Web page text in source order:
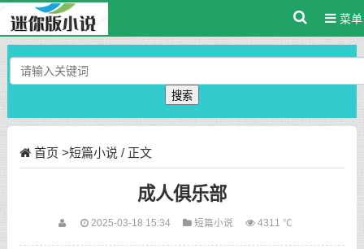
菜单
搜索
首页 >短篇小说 / 正文
成人俱乐部
2025-03-18 15:34 短篇小说 4311 ℃